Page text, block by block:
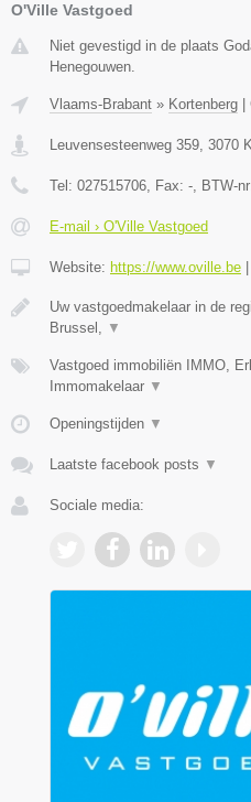
O'Ville Vastgoed
Niet gevestigd in de plaats
Henegouwen.
Vlaams-Brabant » Kortenberg
Leuvensesteenweg 359, 3070
Tel: 027515706, Fax: -, BTW-
E-mail › O'Ville Vastgoed
Website: https://www.oville.be
Uw vastgoedmakelaar in de
Brussel, ▼
Vastgoed immobiliën IMMO,
Immomakelaar ▼
Openingstijden ▼
Laatste facebook posts ▼
Sociale media: